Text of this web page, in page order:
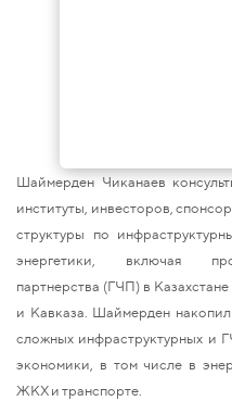
Шаймерден Чиканаев
институты, инвесторов,
структуры по
энергетики, включая
партнерства (ГЧП) в
и Кавказа. Шаймерден
сложных инфраструктурных и
экономики, в том числе в
ЖКХ и транспорте.